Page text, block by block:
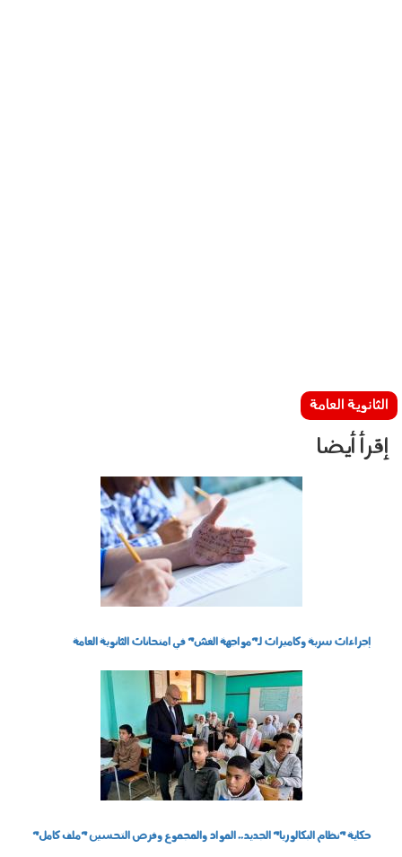
الثانوية العامة
إقرأ أيضا
إجراءات سرية وكاميرات لـ"مواجهة الغش" في امتحانات الثانوية العامة
حكاية "نظام البكالوريا" الجديد.. المواد والمجموع وفرص التحسين "ملف كامل"